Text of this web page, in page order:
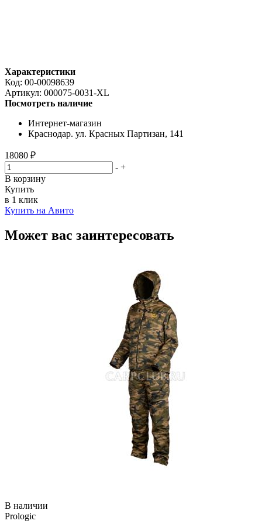
Характеристики
Код: 00-00098639
Артикул: 000075-0031-XL
Посмотреть наличие
Интернет-магазин
Краснодар. ул. Красных Партизан, 141
18080 ₽
- +
В корзину
Купить
в 1 клик
Купить на Авито
Может вас заинтересовать
В наличии
Prologic